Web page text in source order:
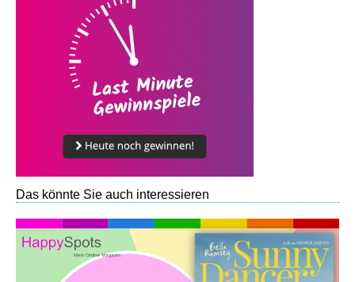
Das könnte Sie auch interessieren